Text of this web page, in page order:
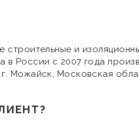
строительные и
России с 2007 года
Можайск, Московская